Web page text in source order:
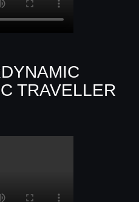
TRAVELLER